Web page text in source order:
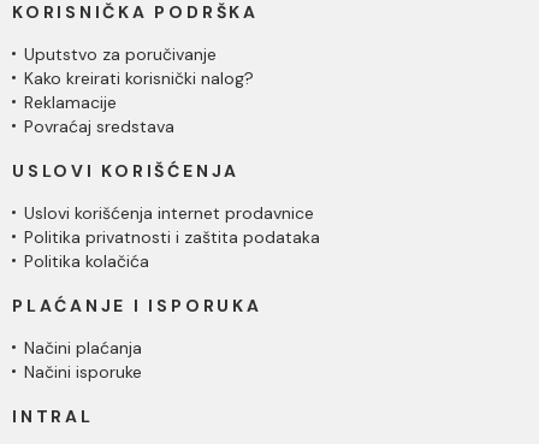
KORISNIČKA PODRŠKA
Uputstvo za poručivanje
Kako kreirati korisnički nalog?
Reklamacije
Povraćaj sredstava
USLOVI KORIŠĆENJA
Uslovi korišćenja internet prodavnice
Politika privatnosti i zaštita podataka
Politika kolačića
PLAĆANJE I ISPORUKA
Načini plaćanja
Načini isporuke
INTRAL